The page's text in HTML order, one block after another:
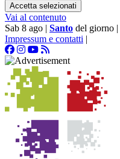
Accetta selezionati
Vai al contenuto
Sab 8 ago | Santo del giorno |
Impressum e contatti |